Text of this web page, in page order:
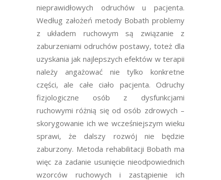
nieprawidłowych odruchów u pacjenta.
Według założeń metody Bobath problemy
z układem ruchowym są związanie z
zaburzeniami odruchów postawy, toteż dla
uzyskania jak najlepszych efektów w terapii
należy angażować nie tylko konkretne
części, ale całe ciało pacjenta. Odruchy
fizjologiczne osób z dysfunkcjami
ruchowymi różnią się od osób zdrowych –
skorygowanie ich we wcześniejszym wieku
sprawi, że dalszy rozwój nie będzie
zaburzony. Metoda rehabilitacji Bobath ma
więc za zadanie usunięcie nieodpowiednich
wzorców ruchowych i zastąpienie ich